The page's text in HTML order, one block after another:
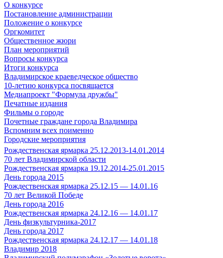
О конкурсе
Постановление администрации
Положение о конкурсе
Оргкомитет
Общественное жюри
План мероприятий
Вопросы конкурса
Итоги конкурса
Владимирское краеведческое общество
10-летию конкурса посвящается
Медиапроект "Формула дружбы"
Печатные издания
Фильмы о городе
Почетные граждане города Владимира
Вспомним всех поименно
Городские мероприятия
Рождественская ярмарка 25.12.2013-14.01.2014
70 лет Владимирской области
Рождественская ярмарка 19.12.2014-25.01.2015
День города 2015
Рождественская ярмарка 25.12.15 — 14.01.16
70 лет Великой Победе
День города 2016
Рождественская ярмарка 24.12.16 — 14.01.17
День физкультурника-2017
День города 2017
Рождественская ярмарка 24.12.17 — 14.01.18
Владимир 2018